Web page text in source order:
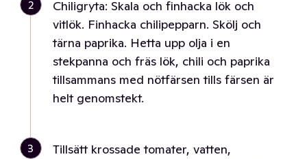
2
Chiligryta: Skala och finhacka lök och
vitlök. Finhacka chilipepparn. Skölj och
tärna paprika. Hetta upp olja i en
stekpanna och fräs lök, chili och paprika
tillsammans med nötfärsen tills färsen är
helt genomstekt.
3
Tillsätt krossade tomater, vatten,